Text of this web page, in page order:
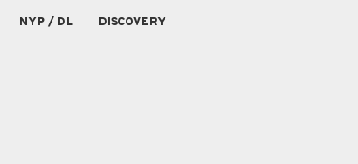
NYP / DL DISCOVERY